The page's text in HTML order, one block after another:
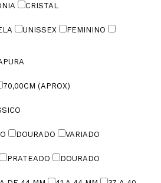
CRISTAL
UNISSEX
FEMININO
70,00CM (APROX)
DOURADO
VARIADO
PRATEADO
DOURADO